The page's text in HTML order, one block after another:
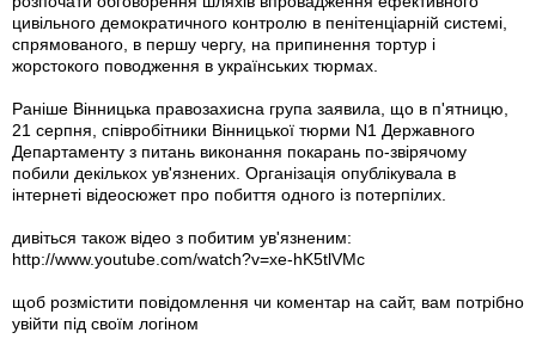
цивільного демократичного контролю в пенітенціарній системі,
спрямованого, в першу чергу, на припинення тортур і
жорстокого поводження в українських тюрмах.
Раніше Вінницька правозахисна група заявила, що в п'ятницю,
21 серпня, співробітники Вінницької тюрми N1 Державного
Департаменту з питань виконання покарань по-звірячому
побили декількох ув'язнених. Організація опублікувала в
інтернеті відеосюжет про побиття одного із потерпілих.
дивіться також відео з побитим ув'язненим:
http://www.youtube.com/watch?v=xe-hK5tlVMc
щоб розмістити повідомлення чи коментар на сайт, вам потрібно
увійти під своїм логіном